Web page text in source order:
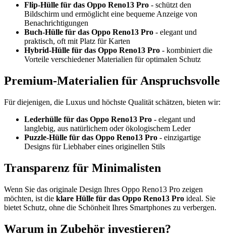
Flip-Hülle für das Oppo Reno13 Pro - schützt den
Bildschirm und ermöglicht eine bequeme Anzeige von
Benachrichtigungen
Buch-Hülle für das Oppo Reno13 Pro - elegant und
praktisch, oft mit Platz für Karten
Hybrid-Hülle für das Oppo Reno13 Pro - kombiniert die
Vorteile verschiedener Materialien für optimalen Schutz
Premium-Materialien für Anspruchsvolle
Für diejenigen, die Luxus und höchste Qualität schätzen, bieten wir:
Lederhülle für das Oppo Reno13 Pro - elegant und
langlebig, aus natürlichem oder ökologischem Leder
Puzzle-Hülle für das Oppo Reno13 Pro - einzigartige
Designs für Liebhaber eines originellen Stils
Transparenz für Minimalisten
Wenn Sie das originale Design Ihres Oppo Reno13 Pro zeigen
möchten, ist die klare Hülle für das Oppo Reno13 Pro ideal. Sie
bietet Schutz, ohne die Schönheit Ihres Smartphones zu verbergen.
Warum in Zubehör investieren?